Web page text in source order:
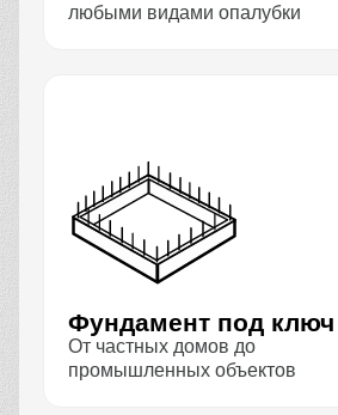
любыми видами опалубки
Фундамент под ключ
От частных домов до
промышленных объектов